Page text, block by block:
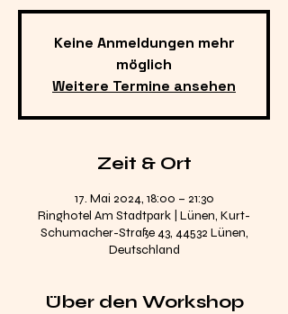
Keine Anmeldungen mehr
möglich
Weitere Termine ansehen
Zeit & Ort
17. Mai 2024, 18:00 – 21:30
Ringhotel Am Stadtpark | Lünen, Kurt-
Schumacher-Straße 43, 44532 Lünen,
Deutschland
Über den Workshop